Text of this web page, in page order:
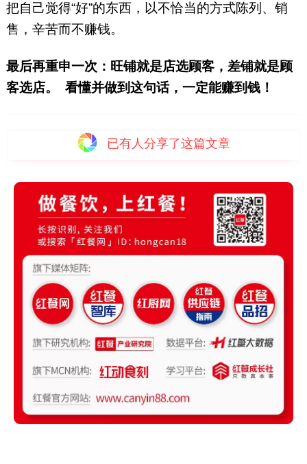
把自己觉得“好”的东西，以不恰当的方式陈列、销
售，辛苦而不赚钱。
最后再重申一次：旺铺就是店选顾客，差铺就是顾
客选店。 看懂并做到这句话，一定能赚到钱！
已有 人分享了这篇文章